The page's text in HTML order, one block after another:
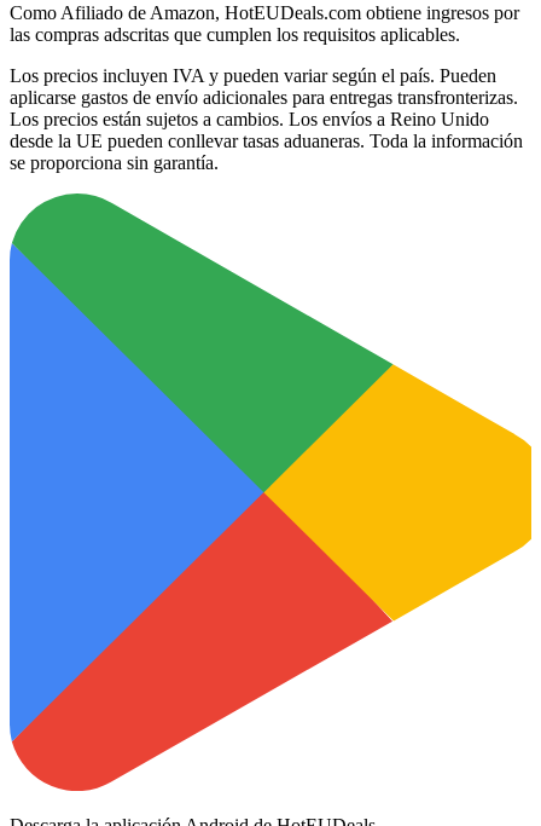
Como Afiliado de Amazon, HotEUDeals.com obtiene ingresos por
las compras adscritas que cumplen los requisitos aplicables.
Los precios incluyen IVA y pueden variar según el país. Pueden
aplicarse gastos de envío adicionales para entregas transfronterizas.
Los precios están sujetos a cambios. Los envíos a Reino Unido
desde la UE pueden conllevar tasas aduaneras. Toda la información
se proporciona sin garantía.